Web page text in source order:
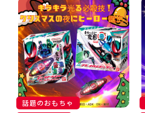
話題のおもちゃ